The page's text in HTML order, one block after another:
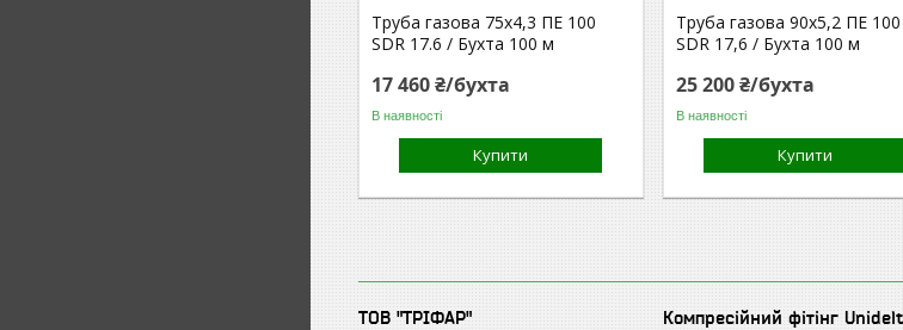
Труба газова 75х4,3 ПЕ 100
SDR 17.6 / Бухта 100 м
17 460 ₴/бухта
В наявності
Купити
Труба газова 90х5,2 ПЕ 100
SDR 17,6 / Бухта 100 м
25 200 ₴/бухта
В наявності
Купити
ТОВ "ТРІФАР"
Компресійний фітінг